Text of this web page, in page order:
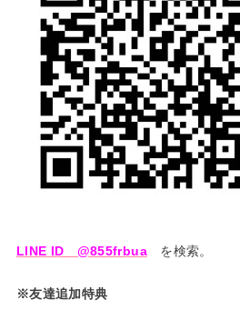
LINE ID @855frbuaを検索。
※友達追加特典